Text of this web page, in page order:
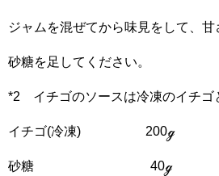
ジャムを混ぜてから味見をして、
砂糖を足してください。
*2 イチゴのソースは冷凍のイチゴ
イチゴ(冷凍) 200ℊ
砂糖 40ℊ